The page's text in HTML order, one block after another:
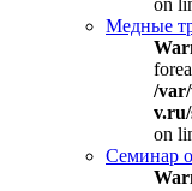
on
Медные
/
on
Семинар